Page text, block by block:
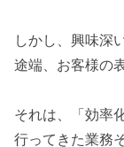
しかし、興味深
途端、お客様の
それは、「効率
行ってきた業務